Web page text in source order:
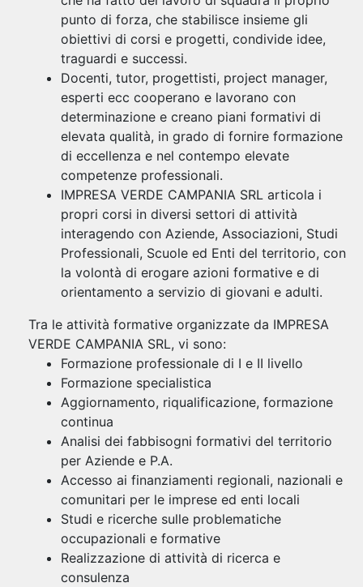
punto di forza, che stabilisce insieme gli
obiettivi di corsi e progetti, condivide idee,
traguardi e successi.
Docenti, tutor, progettisti, project manager,
esperti ecc cooperano e lavorano con
determinazione e creano piani formativi di
elevata qualità, in grado di fornire formazione
di eccellenza e nel contempo elevate
competenze professionali.
IMPRESA VERDE CAMPANIA SRL articola i
propri corsi in diversi settori di attività
interagendo con Aziende, Associazioni, Studi
Professionali, Scuole ed Enti del territorio, con
la volontà di erogare azioni formative e di
orientamento a servizio di giovani e adulti.
Tra le attività formative organizzate da IMPRESA
VERDE CAMPANIA SRL, vi sono:
Formazione professionale di I e II livello
Formazione specialistica
Aggiornamento, riqualificazione, formazione
continua
Analisi dei fabbisogni formativi del territorio
per Aziende e P.A.
Accesso ai finanziamenti regionali, nazionali e
comunitari per le imprese ed enti locali
Studi e ricerche sulle problematiche
occupazionali e formative
Realizzazione di attività di ricerca e
consulenza